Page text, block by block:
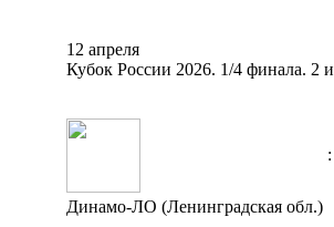
12 апреля
Кубок России 2026. 1/4 финала. 2
:
Динамо-ЛО (Ленинградская обл.)